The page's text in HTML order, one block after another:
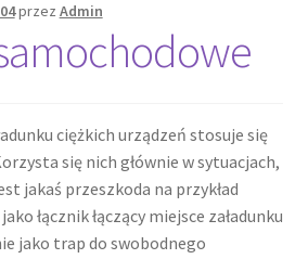
przez Admin
ciężkich urządzeń stosuje się
się nich głównie w sytuacjach,
jakaś przeszkoda na przykład
łącznik łączący miejsce załadunku
jako trap do swobodnego